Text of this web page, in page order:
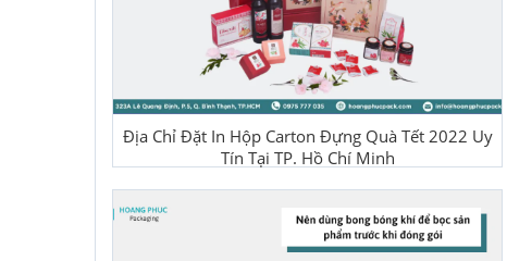
Địa Chỉ Đặt In Hộp Carton Đựng Quà Tết 2022 Uy
Tín Tại TP. Hồ Chí Minh